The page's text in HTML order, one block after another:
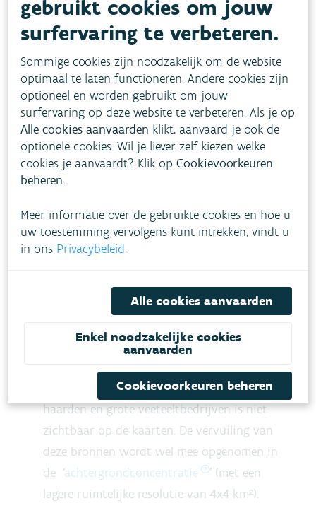
intensiteits- en snelheidsmetingen. Voor het
onderliggend wegennet zijn er heel wat
minder metingen voorhanden. Voor het
wagenpark wordt rekening gehouden met het
gemiddelde Vlaamse wagenpark, behalve in de
LEZ
-zones van Antwerpen en Gent.
Met tijdelijke verkeerssituaties (bv.
omleidingen of files) wordt geen rekening
gehouden.
(nieuwe wegen, mobiliteitsplannen in
uitvoering,...) is niet altijd onmiddellijk
zichtbaar.
verkeer en het effect van de aanwezigheid
van groen (zoals bomen in een straat) worden
niet in rekening gebracht.
De lokale vervuiling die veroorzaakt wordt
door onder andere houtkachels, open
haarden en grote veeteeltbedrijven is niet
zichtbaar op de kaarten. De vervuiling van
deze bronnen wordt wel mee opgenomen in
de ‘achtergrondconcentratie
’ (met een
lagere ruimtelijke resolutie van 4x4 km²).
gebruikt cookies om jouw
surfervaring te verbeteren.
Sommige cookies zijn noodzakelijk om de website
optimaal te laten functioneren. Andere cookies zijn
optioneel en worden gebruikt om jouw
surfervaring op deze website te verbeteren. Als je op
Alle cookies aanvaarden klikt, aanvaard je ook de
optionele cookies. Wil je liever zelf kiezen welke
cookies je aanvaardt? Klik opCookievoorkeuren
beheren.
Meer informatie over de gebruikte cookies en hoe u
uw toestemming vervolgens kunt intrekken, vindt u
in ons Privacybeleid.
Alle cookies aanvaarden
Enkel noodzakelijke cookies
aanvaarden
Cookievoorkeuren beheren